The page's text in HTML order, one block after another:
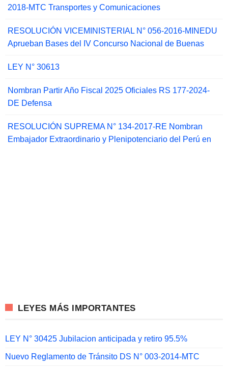
2018-MTC Transportes y Comunicaciones
RESOLUCIÓN VICEMINISTERIAL N° 056-2016-MINEDU
Aprueban Bases del IV Concurso Nacional de Buenas
LEY N° 30613
Nombran Partir Año Fiscal 2025 Oficiales RS 177-2024-
DE Defensa
RESOLUCIÓN SUPREMA N° 134-2017-RE Nombran
Embajador Extraordinario y Plenipotenciario del Perú en
LEYES MÁS IMPORTANTES
LEY N° 30425 Jubilacion anticipada y retiro 95.5%
Nuevo Reglamento de Tránsito DS N° 003-2014-MTC